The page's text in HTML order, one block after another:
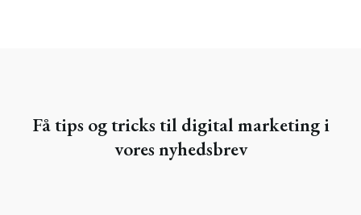
Få tips og tricks til digital marketing i
vores nyhedsbrev